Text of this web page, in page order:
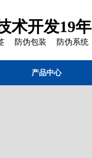
术开发19年
防伪包装 防伪系统
产品中心